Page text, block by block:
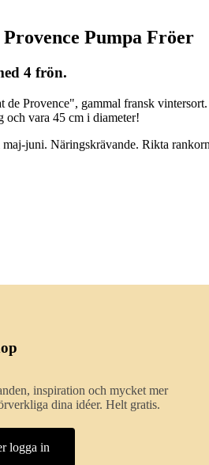
Provence Pumpa Fröer
4 frön.
de Provence", gammal fransk
och vara 45 cm i diameter!
juni. Näringskrävande. Rikta
inspiration och mycket mer
dina idéer. Helt gratis.
logga in